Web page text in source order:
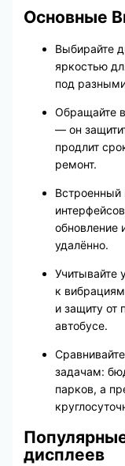
Основные
Выбирайте
яркостью
под
Обращайте
— он
продлит
ремонт.
обновление
удалённо.
Учитывайте
к
и защиту от
автобусе.
задачам:
парков, а
дисплеев